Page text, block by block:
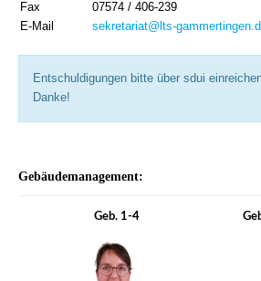
Fax
07574 / 406-239
E-Mail
sekretariat@lts-
Entschuldigungen bitte über sdui
Danke!
Gebäudemanagement:
Geb. 1-4